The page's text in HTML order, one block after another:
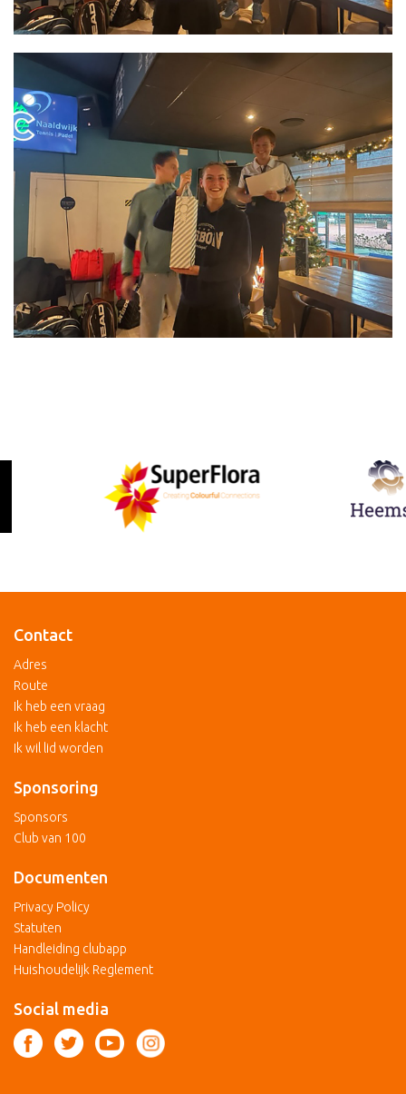
Contact
Adres
Route
Ik heb een vraag
Ik heb een klacht
Ik wil lid worden
Sponsoring
Sponsors
Club van 100
Documenten
Privacy Policy
Statuten
Handleiding clubapp
Huishoudelijk Reglement
Social media